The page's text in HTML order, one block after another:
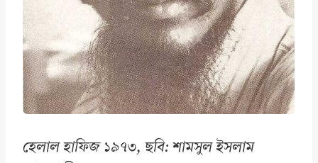
হেলাল হাফিজ ১৯৭৩, ছবি: শামসুল ইসলাম